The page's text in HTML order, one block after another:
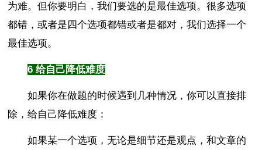
为难。但你要明白，我们要选的是最佳选项。很多选项
都错，或者是四个选项都错或者是都对，我们选择一个
最佳选项。
6 给自己降低难度
如果你在做题的时候遇到几种情况，你可以直接排
除，给自己降低难度：
如果某一个选项，无论是细节还是观点，和文章的